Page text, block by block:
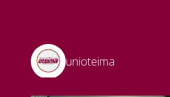
unioteima